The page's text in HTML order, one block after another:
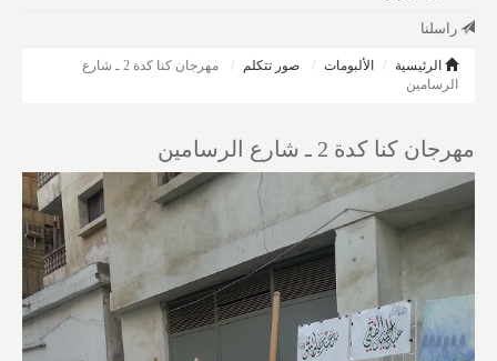
راسلنا
الرئيسية الألبومات صور تتكلم
مهرجان كنا كدة 2 ـ شارع
الرسامين
مهرجان كنا كدة 2 ـ شارع الرسامين